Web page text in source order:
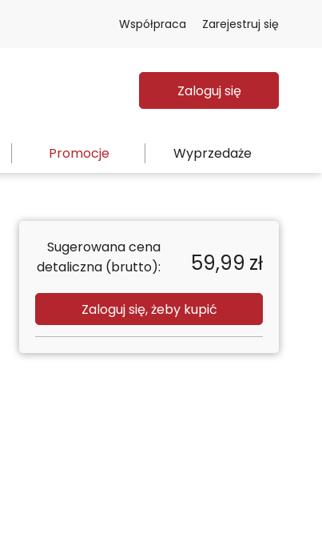
Współpraca Zarejestruj się
Zaloguj się
Promocje Wyprzedaże
Sugerowana cena
detaliczna (brutto):
59,99 zł
Zaloguj się, żeby kupić